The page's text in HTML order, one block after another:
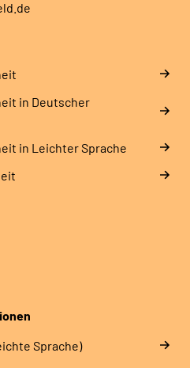
in Deutscher
in Leichter Sprache
Sprache)